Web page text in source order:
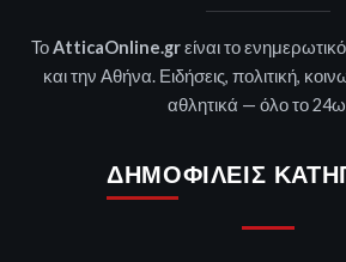
ΤοAtticaOnline.grείναι το
και την Αθήνα. Ειδήσεις, πολιτική,
αθλητικά — όλο το
ΔΗΜΟΦΙΛΕΊΣ